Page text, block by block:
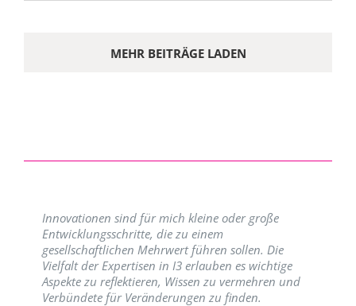
MEHR BEITRÄGE LADEN
Innovationen sind für mich kleine oder große
Entwicklungsschritte, die zu einem
gesellschaftlichen Mehrwert führen sollen. Die
Vielfalt der Expertisen in I3 erlauben es wichtige
Aspekte zu reflektieren, Wissen zu vermehren und
Verbündete für Veränderungen zu finden.